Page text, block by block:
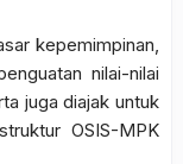
kepemimpinan,
nilai-nilai
juga diajak untuk
OSIS-MPK